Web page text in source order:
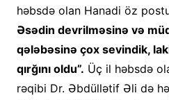
həbsdə olan Hanadi öz
Əsədin devrilməsinə və
qələbəsinə çox sevindik,
qırğını oldu”. Üç il həbsdə
rəqibi Dr. Əbdüllətif Əli də